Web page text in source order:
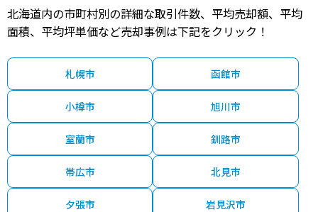
北海道内の市町村別の詳細な取引件数、平均売却額、平均
面積、平均坪単価など売却事例は下記をクリック！
札幌市 函館市
小樽市 旭川市
室蘭市 釧路市
帯広市 北見市
夕張市 岩見沢市